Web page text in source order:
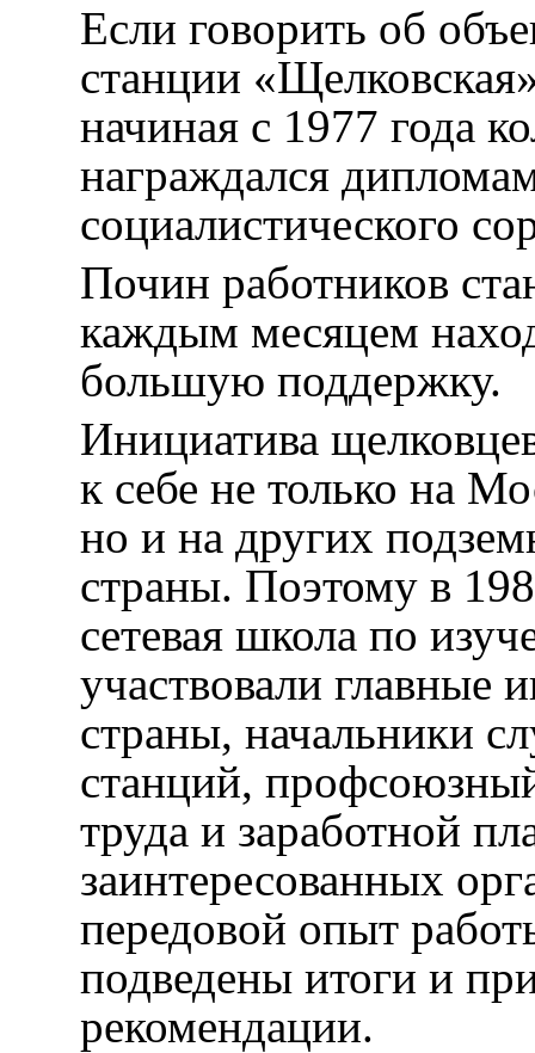
Если говорить об
станции
начиная с 1977 года
награждался
социалистического
Почин работников
каждым месяцем
большую поддержку.
Инициатива
к себе не только на
но и на других
страны. Поэтому в
сетевая школа по
участвовали главные
страны, начальники
станций,
труда и заработной
заинтересованных
передовой опыт
подведены итоги и
рекомендации.